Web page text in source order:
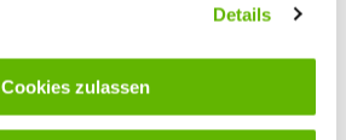
Details
Cookies zulassen